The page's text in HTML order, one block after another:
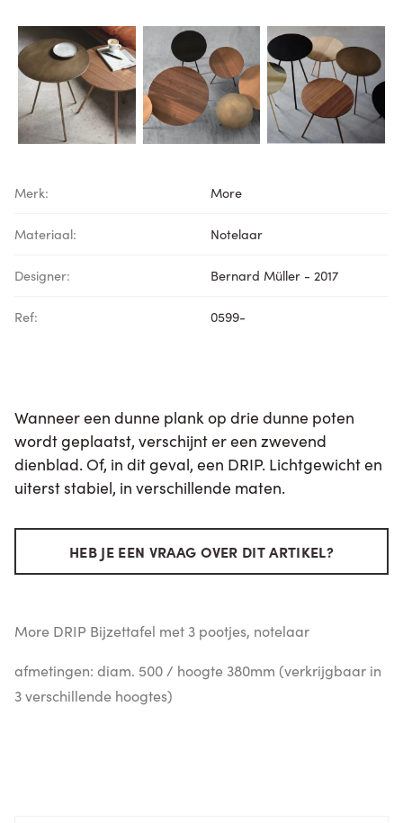
Merk: More
Materiaal: Notelaar
Designer: Bernard Müller - 2017
Ref: 0599-
Wanneer een dunne plank op drie dunne poten
wordt geplaatst, verschijnt er een zwevend
dienblad. Of, in dit geval, een DRIP. Lichtgewicht en
uiterst stabiel, in verschillende maten.
HEB JE EEN VRAAG OVER DIT ARTIKEL?
More DRIP Bijzettafel met 3 pootjes, notelaar
afmetingen: diam. 500 / hoogte 380mm (verkrijgbaar in
3 verschillende hoogtes)